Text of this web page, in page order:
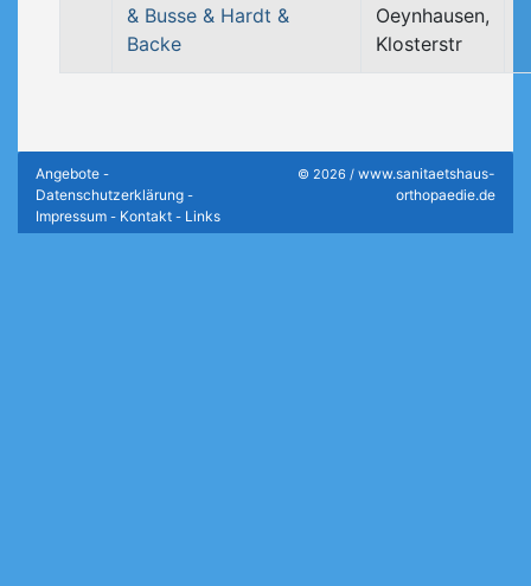
& Busse & Hardt &
Backe
Oeynhausen,
Klosterstr
Angebote -
Datenschutzerklärung -
Impressum - Kontakt - Links
© 2026 / www.sanitaetshaus-
orthopaedie.de